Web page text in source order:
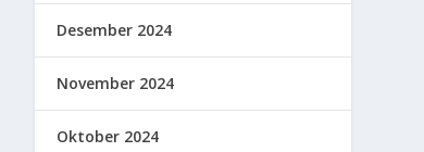
Desember 2024
November 2024
Oktober 2024